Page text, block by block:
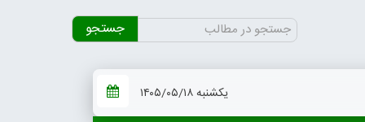
جستجو
برای:
یکشنبه ۱۴۰۵/۰۵/۱۸